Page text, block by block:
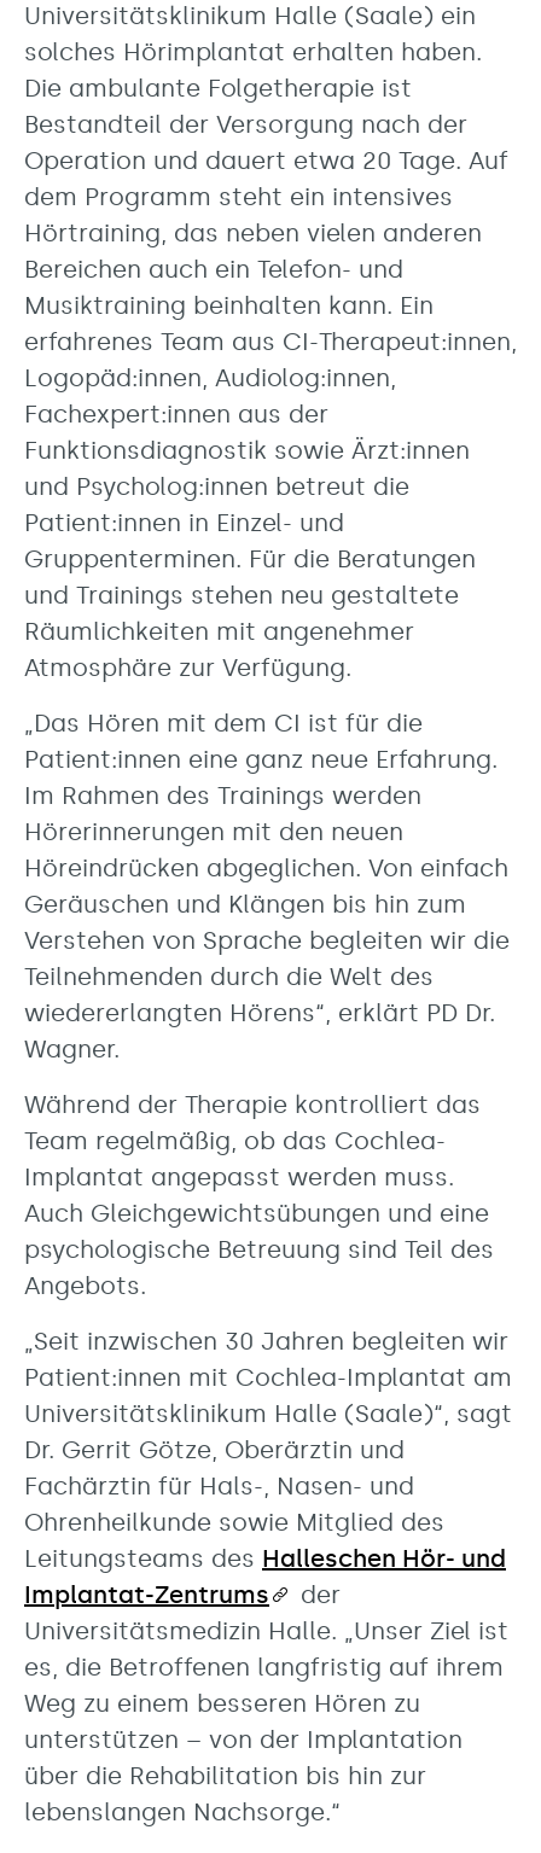
Universitätsklinikum Halle (Saale) ein
solches Hörimplantat erhalten haben.
Die ambulante Folgetherapie ist
Bestandteil der Versorgung nach der
Operation und dauert etwa 20 Tage. Auf
dem Programm steht ein intensives
Hörtraining, das neben vielen anderen
Bereichen auch ein Telefon- und
Musiktraining beinhalten kann. Ein
erfahrenes Team aus CI-Therapeut:innen,
Logopäd:innen, Audiolog:innen,
Fachexpert:innen aus der
Funktionsdiagnostik sowie Ärzt:innen
und Psycholog:innen betreut die
Patient:innen in Einzel- und
Gruppenterminen. Für die Beratungen
und Trainings stehen neu gestaltete
Räumlichkeiten mit angenehmer
Atmosphäre zur Verfügung.
„Das Hören mit dem CI ist für die
Patient:innen eine ganz neue Erfahrung.
Im Rahmen des Trainings werden
Hörerinnerungen mit den neuen
Höreindrücken abgeglichen. Von einfach
Geräuschen und Klängen bis hin zum
Verstehen von Sprache begleiten wir die
Teilnehmenden durch die Welt des
wiedererlangten Hörens“, erklärt PD Dr.
Wagner.
Während der Therapie kontrolliert das
Team regelmäßig, ob das Cochlea-
Implantat angepasst werden muss.
Auch Gleichgewichtsübungen und eine
psychologische Betreuung sind Teil des
Angebots.
„Seit inzwischen 30 Jahren begleiten wir
Patient:innen mit Cochlea-Implantat am
Universitätsklinikum Halle (Saale)“, sagt
Dr. Gerrit Götze, Oberärztin und
Fachärztin für Hals-, Nasen- und
Ohrenheilkunde sowie Mitglied des
Leitungsteams des Halleschen Hör- und
Implantat-Zentrums
der
Universitätsmedizin Halle. „Unser Ziel ist
es, die Betroffenen langfristig auf ihrem
Weg zu einem besseren Hören zu
unterstützen – von der Implantation
über die Rehabilitation bis hin zur
lebenslangen Nachsorge.“